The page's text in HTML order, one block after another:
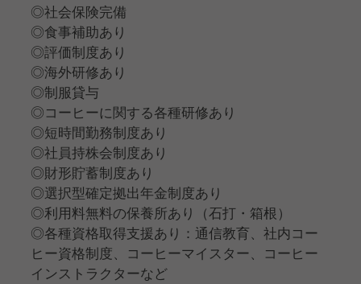
◎社会保険完備
◎食事補助あり
◎評価制度あり
◎海外研修あり
◎制服貸与
◎コーヒーに関する各種研修あり
◎短時間勤務制度あり
◎社員持株会制度あり
◎財形貯蓄制度あり
◎選択型確定拠出年金制度あり
◎利用料無料の保養所あり（石打・箱根）
◎各種資格取得支援あり：通信教育、社内コー
ヒー資格制度、コーヒーマイスター、コーヒー
インストラクターなど